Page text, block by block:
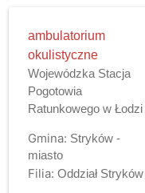
ambulatorium
okulistyczne
Wojewódzka Stacja
Pogotowia
Ratunkowego w Łodzi
Gmina: Stryków -
miasto
Filia: Oddział Stryków